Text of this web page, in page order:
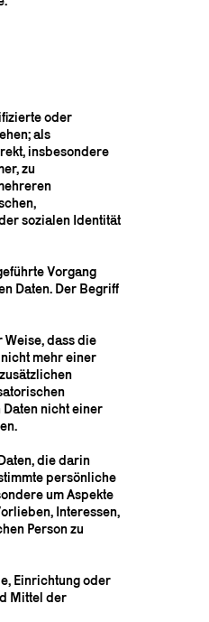
oder
als
insbesondere
zu
sozialen Identität
Vorgang
Daten. Der Begriff
Weise, dass die
mehr einer
nicht einer
die darin
persönliche
um Aspekte
Interessen,
Person zu
Einrichtung oder
Mittel der